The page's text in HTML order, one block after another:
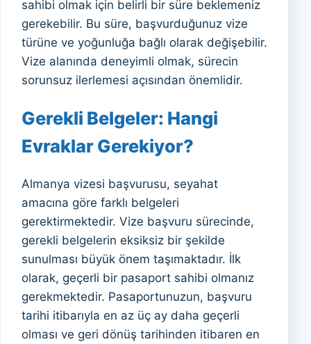
sahibi olmak için belirli bir süre beklemeniz
gerekebilir. Bu süre, başvurduğunuz vize
türüne ve yoğunluğa bağlı olarak değişebilir.
Vize alanında deneyimli olmak, sürecin
sorunsuz ilerlemesi açısından önemlidir.
Gerekli Belgeler: Hangi
Evraklar Gerekiyor?
Almanya vizesi başvurusu, seyahat
amacına göre farklı belgeleri
gerektirmektedir. Vize başvuru sürecinde,
gerekli belgelerin eksiksiz bir şekilde
sunulması büyük önem taşımaktadır. İlk
olarak, geçerli bir pasaport sahibi olmanız
gerekmektedir. Pasaportunuzun, başvuru
tarihi itibarıyla en az üç ay daha geçerli
olması ve geri dönüş tarihinden itibaren en